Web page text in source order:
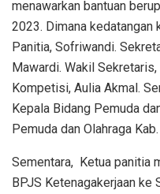
menawarkan bantuan
2023. Dimana
Panitia, Sofriwandi.
Mawardi. Wakil
Kompetisi, Aulia Akmal.
Kepala Bidang Pemuda
Pemuda dan Olahraga
Sementara, Ketua panitia
BPJS Ketenagakerjaan ke